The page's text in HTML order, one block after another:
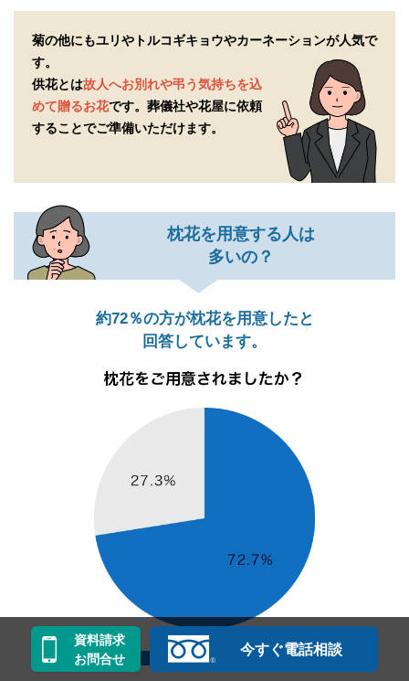
菊の他にもユリやトルコギキョウやカーネーションが人気で
す。
供花とは故人へお別れや弔う気持ちを込
めて贈るお花です。 葬儀社や花屋に依頼
することでご準備いただけます。
枕花を用意する人は
多いの？
約72％の方が枕花を用意したと
回答しています。
資料請求
お問合せ
今すぐ電話相談